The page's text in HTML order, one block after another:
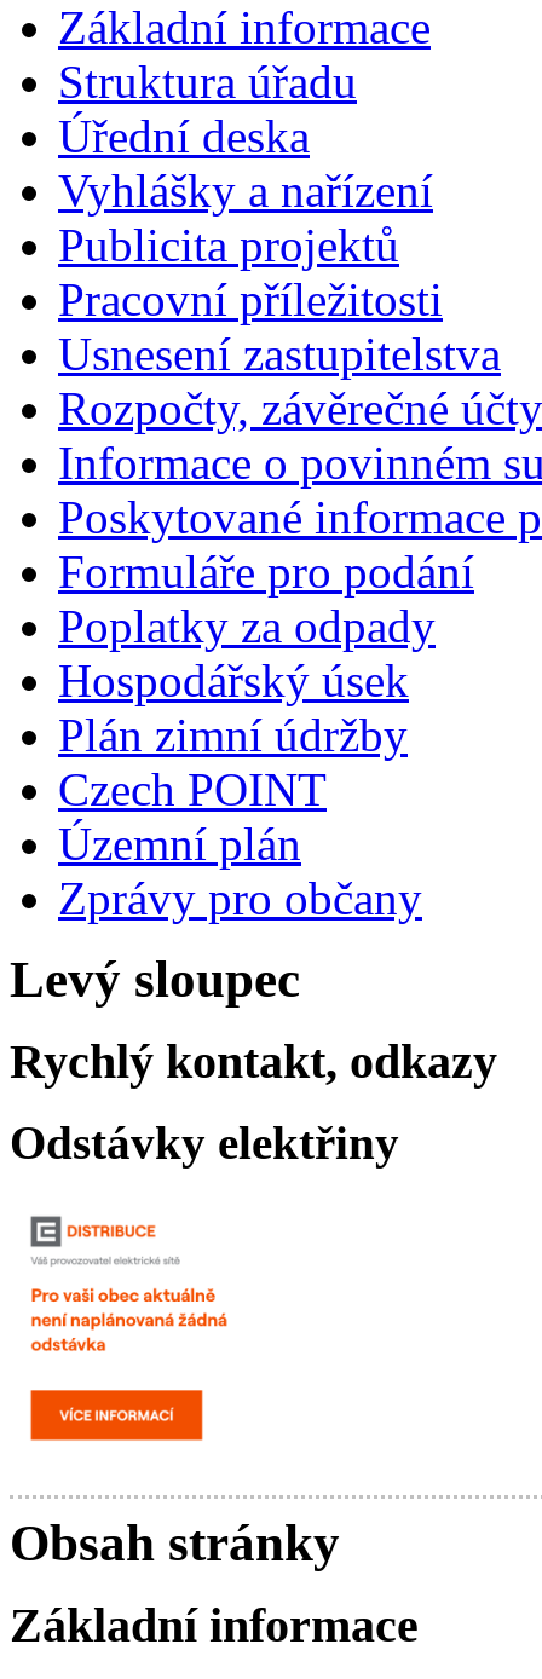
Základní informace
Struktura úřadu
Úřední deska
Vyhlášky a nařízení
Publicita projektů
Pracovní příležitosti
Usnesení zastupitelstva
Rozpočty, závěrečné účty
Informace o povinném
Poskytované informace
Formuláře pro podání
Poplatky za odpady
Hospodářský úsek
Plán zimní údržby
Czech POINT
Územní plán
Zprávy pro občany
Levý sloupec
Rychlý kontakt, odkazy
Odstávky elektřiny
Obsah stránky
Základní informace